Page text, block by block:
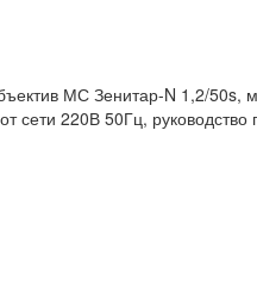
МС Зенитар-N 1,2/
сети 220В 50Гц,